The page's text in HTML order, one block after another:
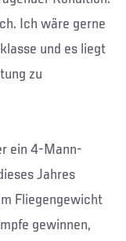
Ich wäre gerne
und es liegt
zu
ein 4-Mann-
Jahres
Fliegengewicht
gewinnen,